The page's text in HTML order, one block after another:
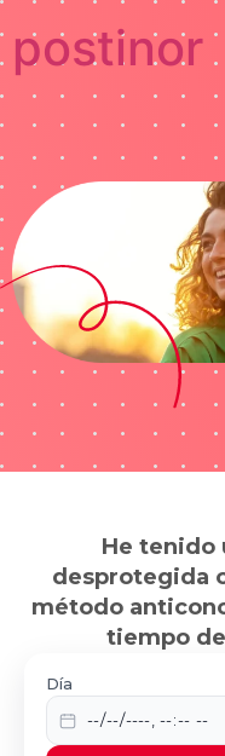
postinor
He tenido
desprotegida
método
tiempo
Día